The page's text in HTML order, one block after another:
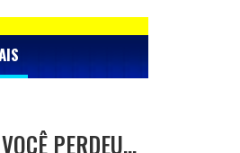
PERDEU…